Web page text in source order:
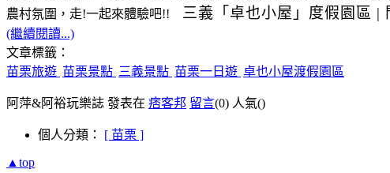
農村氛圍，走!一起來體驗吧!!
三義 「卓也小屋」度假園區 |
(繼續閱讀...)
文章標籤：
苗栗旅遊 苗栗景點 三義景點 苗栗一日遊 卓也小屋渡假園區
阿萍&阿裕玩樂誌 發表在 痞客邦 留言(0) 人氣()
個人分類： [ 苗栗 ]
▲top